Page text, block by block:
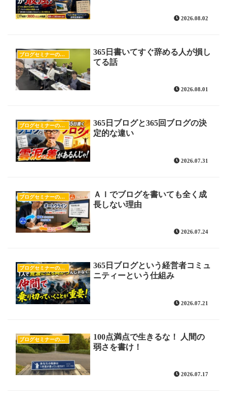
2026.08.02
ブログセミナーの様子
365日書いてすぐ辞める人が損し
てる話
2026.08.01
ブログセミナーの様子
365日ブログと365回ブログの決
定的な違い
2026.07.31
ブログセミナーの様子
ＡＩでブログを書いても全く成
長しない理由
2026.07.24
ブログセミナーの様子
365日ブログという経営者コミュ
ニティーという仕組み
2026.07.21
ブログセミナーの様子
100点満点で生きるな！ 人間の
弱さを書け！
2026.07.17